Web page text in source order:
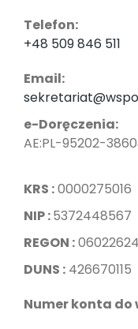
Telefon:
+48 509 846 511
Email:
e-Doręczenia:
AE:PL-95202-
KRS :0000275016
NIP :5372448567
REGON :
DUNS : 426670115
Numer konta do